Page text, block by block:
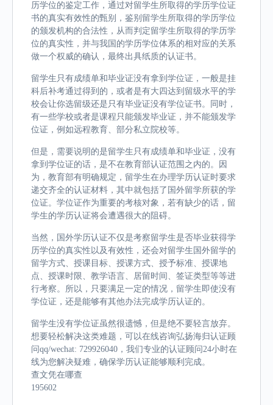
历学位的鉴定工作，通过对留学生所取得的学历学位证
书的真实有效性的甄别，鉴别留学生所取得的学历学位
的颁发机构的合法性，从而判定留学生所取得的学历学
位的真实性，并与我国的学历学位体系的相对应的关系
做一个权威的确认，最终出具纸质的认证书。
留学生只有成绩单和毕业证没有拿到学位证，一般是挂
科后补考通过得到的，或者是有大四达到留级水平的学
校会让你选留级还是只有毕业证没有学位证书。同时，
有一些学校或者是课程只能颁发毕业证，并不能颁发学
位证，例如远程教育、部分私立院校等。
但是，需要说明的是留学生只有成绩单和毕业证，没有
拿到学位证的话，是不在教育部认证范围之内的。因
为，教育部有明确规定，留学生在办理学历认证时要求
递交齐全的认证材料，其中就包括了国外留学所获的学
位证。学位证作为重要的考核对象，若有缺少的话，留
学生的学历认证将会遭遇很大的阻碍。
当然，国外学历认证不仅是考察留学生是否毕业获得学
历学位的真实性以及有效性，还会对留学生国外留学的
留学方式、授课目标、授课方式、授予标准、授课地
点、授课时限、教学语言、居留时间、签证类型等等进
行考察。所以，只要满足一定的情况，留学生即使没有
学位证，还是能够有其他办法完成学历认证的。
留学生没有学位证虽然很遗憾，但是绝不要轻言放弃。
想要轻松解决这类难题，可以在线咨询弘扬海归认证顾
问qq/wechat: 729926040，我们专业的认证顾问24小时在
线为您解决疑难，确保学历认证能够顺利完成。
查文凭在哪查
195602